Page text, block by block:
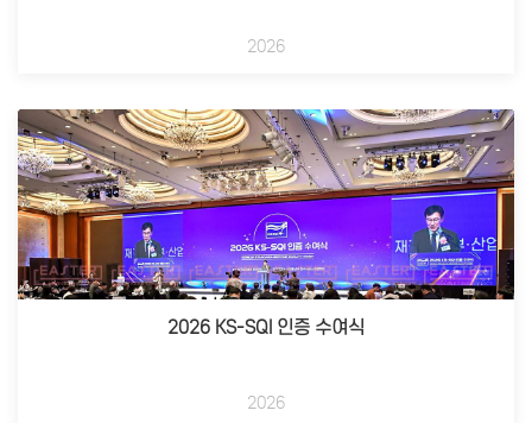
2026
2026 KS-SQI 인증 수여식
2026